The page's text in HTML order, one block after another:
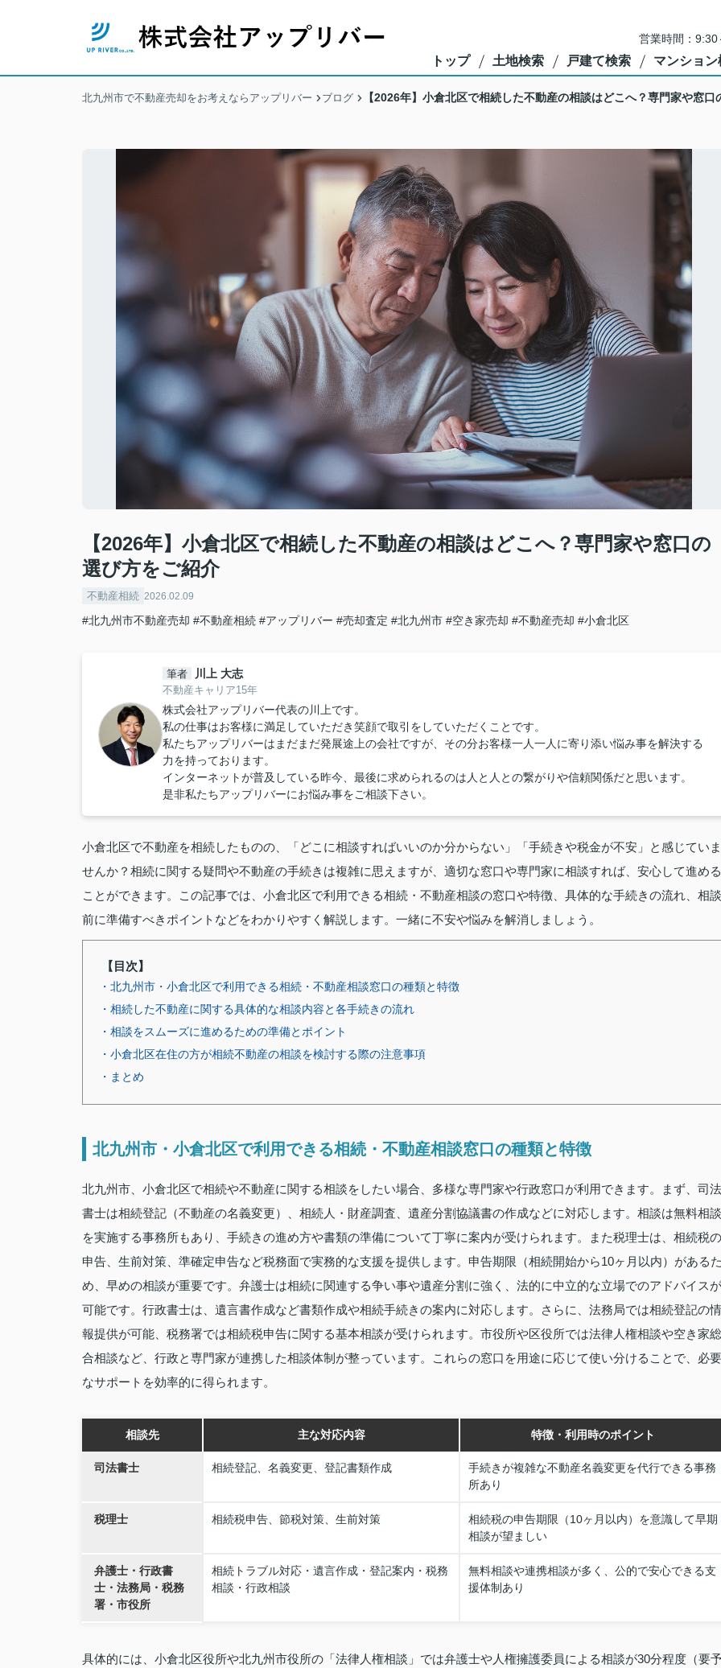
営業時間：
トップ 土地検索 戸建て検索 マンション
北九州市で不動産売却をお考えならアップリバー ブログ 【2026年】小倉北区で相続した不動産の相談はどこへ？専門家や窓口
【2026年】小倉北区で相続した不動産の相談はどこへ？専門家や窓口の
選び方をご紹介
不動産相続 2026.02.09
#北九州市不動産売却 #不動産相続 #アップリバー #売却査定 #北九州市 #空き家売却 #不動産売却 #小倉北区
筆者 川上 大志
不動産キャリア15年
株式会社アップリバー代表の川上です。
私の仕事はお客様に満足していただき笑顔で取引をしていただくことです。
私たちアップリバーはまだまだ発展途上の会社ですが、その分お客様一人一人に寄り添い悩み事を解決する
力を持っております。
インターネットが普及している昨今、最後に求められるのは人と人との繋がりや信頼関係だと思います。
是非私たちアップリバーにお悩み事をご相談下さい。
小倉北区で不動産を相続したものの、「どこに相談すればいいのか分からない」「手続きや税金が不安」と感じていま
せんか？相続に関する疑問や不動産の手続きは複雑に思えますが、適切な窓口や専門家に相談すれば、安心して進める
ことができます。この記事では、小倉北区で利用できる相続・不動産相談の窓口や特徴、具体的な手続きの流れ、相談
前に準備すべきポイントなどをわかりやすく解説します。一緒に不安や悩みを解消しましょう。
【目次】
・北九州市・小倉北区で利用できる相続・不動産相談窓口の種類と特徴
・相続した不動産に関する具体的な相談内容と各手続きの流れ
・相談をスムーズに進めるための準備とポイント
・小倉北区在住の方が相続不動産の相談を検討する際の注意事項
・まとめ
北九州市・小倉北区で利用できる相続・不動産相談窓口の種類と特徴
北九州市、小倉北区で相続や不動産に関する相談をしたい場合、多様な専門家や行政窓口が利用できます。まず、司法
書士は相続登記（不動産の名義変更）、相続人・財産調査、遺産分割協議書の作成などに対応します。相談は無料相談
を実施する事務所もあり、手続きの進め方や書類の準備について丁寧に案内が受けられます。また税理士は、相続税の
申告、生前対策、準確定申告など税務面で実務的な支援を提供します。申告期限（相続開始から10ヶ月以内）があるた
め、早めの相談が重要です。弁護士は相続に関連する争い事や遺産分割に強く、法的に中立的な立場でのアドバイスが
可能です。行政書士は、遺言書作成など書類作成や相続手続きの案内に対応します。さらに、法務局では相続登記の情
報提供が可能、税務署では相続税申告に関する基本相談が受けられます。市役所や区役所では法律人権相談や空き家総
合相談など、行政と専門家が連携した相談体制が整っています。これらの窓口を用途に応じて使い分けることで、必要
なサポートを効率的に得られます。
相談先 主な対応内容 特徴・利用時のポイント
司法書士 相続登記、名義変更、登記書類作成
手続きが複雑な不動産名義変更を代行できる事務
所あり
税理士 相続税申告、節税対策、生前対策
相続税の申告期限（10ヶ月以内）を意識して早期
相談が望ましい
弁護士・行政書
士・法務局・税務
署・市役所
相続トラブル対応・遺言作成・登記案内・税務
相談・行政相談
無料相談や連携相談が多く、公的で安心できる支
援体制あり
具体的には、小倉北区役所や北九州市役所の「法律人権相談」では弁護士や人権擁護委員による相談が30分程度（要